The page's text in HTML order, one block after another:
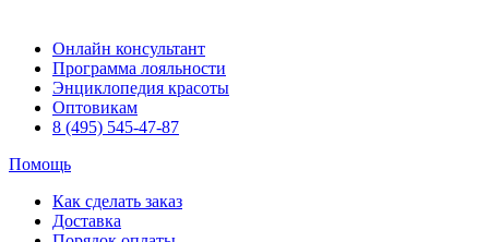
Онлайн консультант
Программа лояльности
Энциклопедия красоты
Оптовикам
8 (495) 545-47-87
Помощь
Как сделать заказ
Доставка